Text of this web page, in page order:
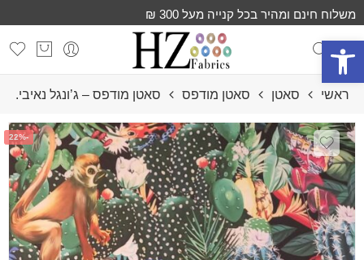
פתח סרגל נגישות
משלוח חינם ומהיר בכל קנייה מעל 300 ₪
ראשי סאטן סאטן מודפס סאטן מודפס – ג’ונגל נאיבי.
-22%